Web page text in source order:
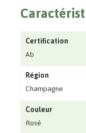
Certification
Ab
Région
Champagne
Couleur
Rosé